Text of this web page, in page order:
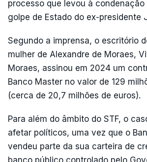
processo que levou à
golpe de Estado do ex-presidente
Segundo a imprensa, o escritório
mulher de Alexandre de Moraes,
Moraes, assinou em 2024 um
Banco Master no valor de 129
(cerca de 20,7 milhões de euros).
Para além do âmbito do STF, o
afetar políticos, uma vez que o
vendeu parte da sua carteira de
banco público controlado pelo